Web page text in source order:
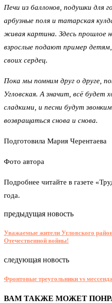
Печи из баллонов, подушки для
арбузные поля и татарская
живая картина. Здесь прошлое
взрослые подают пример
своих сердец.
Пока мы помним друг о друге,
Угловская. А значит, всё будет
сладкими, и песни будут
возвращаться снова и снова.
Подготовила Мария Черентаева
Фото автора
Подробнее читайте в газете
года.
предыдущая новость
Уважаемые жители Угловского
Отечественной войны!
следующая новость
Фронтовые треугольники vs
ВАМ ТАКЖЕ МОЖЕТ